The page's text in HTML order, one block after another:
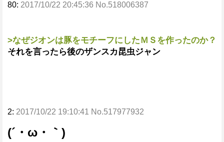
80: 2017/10/22 20:45:36 No.518006387
>なぜジオンは豚をモチーフにしたＭＳを作ったのか？
それを言ったら後のザンスカ昆虫ジャン
2: 2017/10/22 19:10:41 No.517977932
(´・ω・｀)